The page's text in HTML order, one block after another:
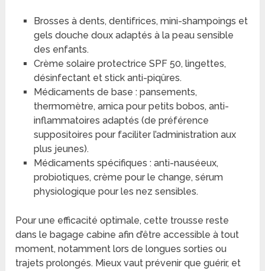
Brosses à dents, dentifrices, mini-shampoings et
gels douche doux adaptés à la peau sensible
des enfants.
Crème solaire protectrice SPF 50, lingettes,
désinfectant et stick anti-piqûres.
Médicaments de base : pansements,
thermomètre, arnica pour petits bobos, anti-
inflammatoires adaptés (de préférence
suppositoires pour faciliter l’administration aux
plus jeunes).
Médicaments spécifiques : anti-nauséeux,
probiotiques, crème pour le change, sérum
physiologique pour les nez sensibles.
Pour une efficacité optimale, cette trousse reste
dans le bagage cabine afin d’être accessible à tout
moment, notamment lors de longues sorties ou
trajets prolongés. Mieux vaut prévenir que guérir, et